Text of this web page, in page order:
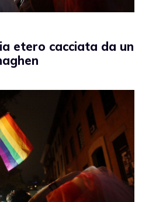
etero cacciata da un